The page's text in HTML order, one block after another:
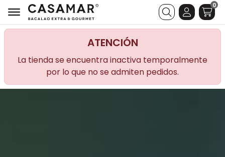
Buscar
0
ATENCIÓN
La tienda se encuentra inactiva temporalmente
por lo que no se admiten pedidos.